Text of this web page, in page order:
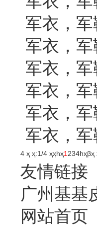
军衣，
军衣，
军衣，
军衣，
军衣，
军衣，
4 ҳ ҳ:1/4 ҳҳһҳ1 234һҳβҳ
友情链接
广州基基
网站首页